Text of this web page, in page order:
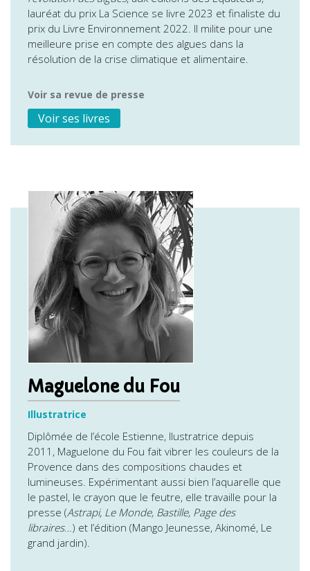
lauréat du prix La Science se livre 2023 et finaliste du
prix du Livre Environnement 2022. Il milite pour une
meilleure prise en compte des algues dans la
résolution de la crise climatique et alimentaire.
Voir sa revue de presse
Voir ses livres
Maguelone du Fou
Illustratrice
Diplômée de l’école Estienne, llustratrice depuis
2011, Maguelone du Fou fait vibrer les couleurs de la
Provence dans des compositions chaudes et
lumineuses. Expérimentant aussi bien l’aquarelle que
le pastel, le crayon que le feutre, elle travaille pour la
presse (Astrapi, Le Monde, Bastille, Page des
libraires…) et l’édition (Mango Jeunesse, Akinomé, Le
grand jardin).